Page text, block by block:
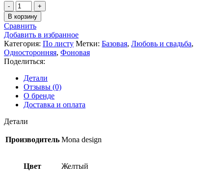
Количество
товара
Бумага
для
скрапбукинга
30,5х30,5см
«Дамаск
Желтый»
коллекция
«Базовая»
(MoNa
design)
В корзину
Сравнить
Добавить в избранное
Категория: По листу Метки: Базовая, Любовь и свадьба,
Односторонняя, Фоновая
Поделиться:
Детали
Отзывы (0)
О бренде
Доставка и оплата
Детали
Производитель Mona design
Цвет Желтый